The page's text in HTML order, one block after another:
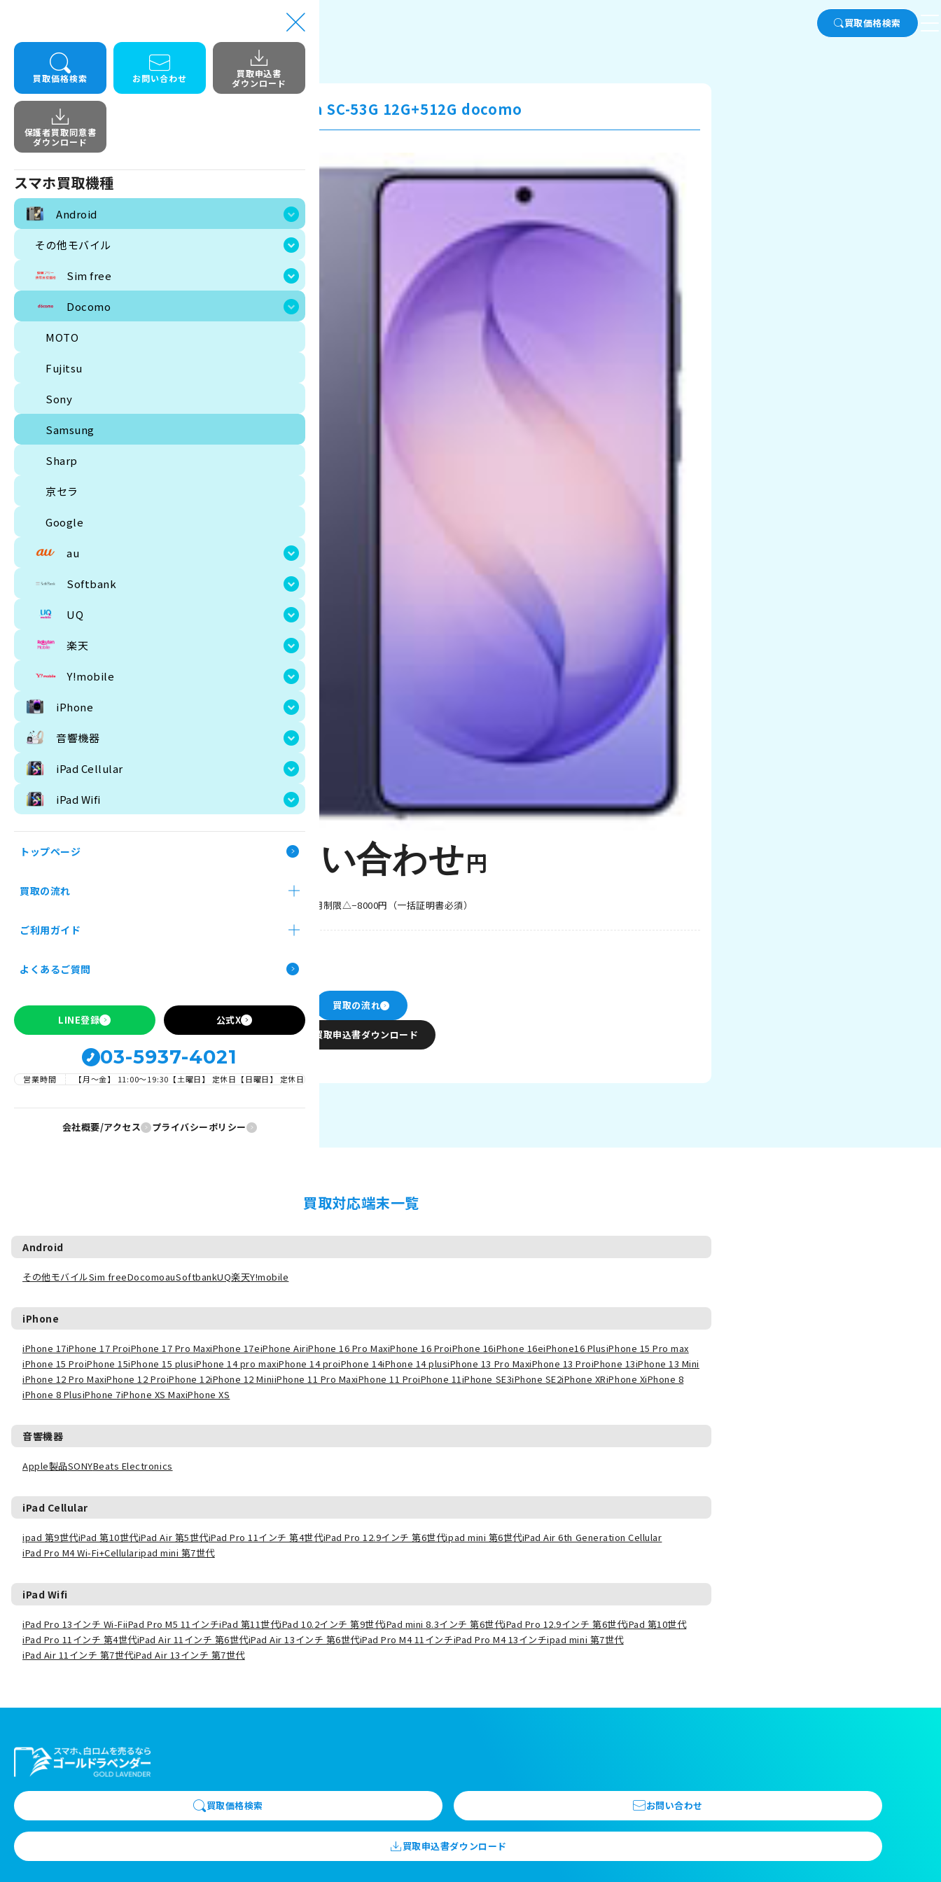
買取価格検索
買取価格検索 お問い合わせ
買取申込書
ダウンロード
保護者買取同意書
ダウンロード
スマホ買取機種
Android
その他モバイル
Sim free
Docomo
MOTO
Fujitsu
Sony
Samsung
Sharp
京セラ
Google
au
Softbank
UQ
楽天
Y!mobile
iPhone
音響機器
iPad Cellular
iPad Wifi
トップページ
買取の流れ
ご利用ガイド
SIMロックの解除について
よくあるご質問
LINE登録 公式X
03-5937-4021
営業時間 【月～金】 11:00〜19:30 【土曜日】 定休日 【日曜日】 定休日
会社概要/アクセス プライバシーポリシー
トップ Android Galaxy S26 Ultra SC-53G 12G+512G docomo
Galaxy S26 Ultra SC-53G 12G+512G docomo
要問い合わせ円
新品: 未開封 利用制限△−8000円（一括証明書必須）
Android、iPhoneカテゴリーの時の注意文言
買取の流れ
買取申込書ダウンロード
買取対応端末一覧
Android
その他モバイルSim freeDocomoauSoftbankUQ楽天Y!mobile
iPhone
iPhone 17iPhone 17 ProiPhone 17 Pro MaxiPhone 17eiPhone AiriPhone 16 Pro MaxiPhone 16 ProiPhone 16iPhone 16eiPhone16 PlusiPhone 15 Pro max
iPhone 15 ProiPhone 15iPhone 15 plusiPhone 14 pro maxiPhone 14 proiPhone 14iPhone 14 plusiPhone 13 Pro MaxiPhone 13 ProiPhone 13iPhone 13 Mini
iPhone 12 Pro MaxiPhone 12 ProiPhone 12iPhone 12 MiniiPhone 11 Pro MaxiPhone 11 ProiPhone 11iPhone SE3iPhone SE2iPhone XRiPhone XiPhone 8
iPhone 8 PlusiPhone 7iPhone XS MaxiPhone XS
音響機器
Apple製品SONYBeats Electronics
iPad Cellular
ipad 第9世代iPad 第10世代iPad Air 第5世代iPad Pro 11インチ 第4世代iPad Pro 12.9インチ 第6世代ipad mini 第6世代iPad Air 6th Generation Cellular
iPad Pro M4 Wi-Fi+Cellularipad mini 第7世代
iPad Wifi
iPad Pro 13インチ Wi-FiiPad Pro M5 11インチiPad 第11世代iPad 10.2インチ 第9世代iPad mini 8.3インチ 第6世代iPad Pro 12.9インチ 第6世代iPad 第10世代
iPad Pro 11インチ 第4世代iPad Air 11インチ 第6世代iPad Air 13インチ 第6世代iPad Pro M4 11インチiPad Pro M4 13インチipad mini 第7世代
iPad Air 11インチ 第7世代iPad Air 13インチ 第7世代
買取価格検索 お問い合わせ
買取申込書ダウンロード